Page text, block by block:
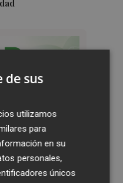
de sus
utilizamos
para
en su
personales,
únicos